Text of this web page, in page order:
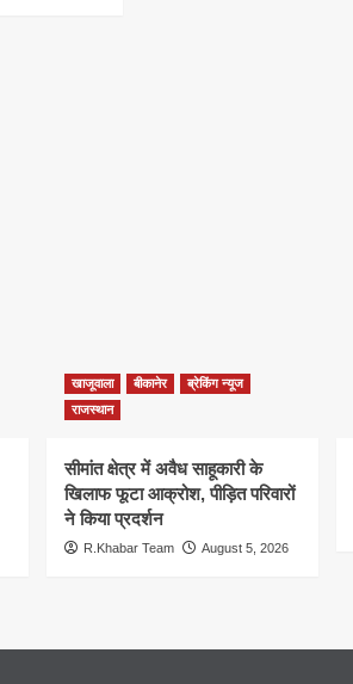
खाजूवाला बीकानेर
ब्रेकिंग न्यूज
राजस्थान
सीमांत क्षेत्र में अवैध साहूकारी के
खिलाफ फूटा आक्रोश, पीड़ित परिवारों
ने किया प्रदर्शन
R.Khabar Team August 5, 2026